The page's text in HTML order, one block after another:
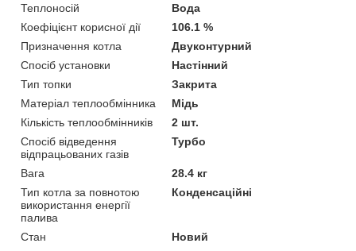
Теплоносій
Вода
Коефіцієнт корисної дії
106.1 %
Призначення котла
Двуконтурний
Спосіб установки
Настінний
Тип топки
Закрита
Матеріал теплообмінника
Мідь
Кількість теплообмінників
2 шт.
Спосіб відведення
відпрацьованих газів
Турбо
Вага
28.4 кг
Тип котла за повнотою
використання енергії
палива
Конденсаційні
Стан
Новий